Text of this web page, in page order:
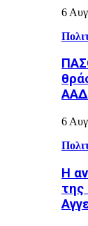
6
6
Η
της